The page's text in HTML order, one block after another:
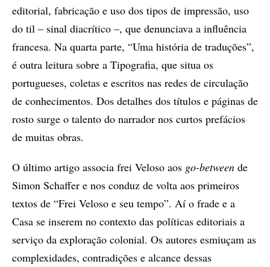
editorial, fabricação e uso dos tipos de impressão, uso
do til – sinal diacrítico –, que denunciava a influência
francesa. Na quarta parte, “Uma história de traduções”,
é outra leitura sobre a Tipografia, que situa os
portugueses, coletas e escritos nas redes de circulação
de conhecimentos. Dos detalhes dos títulos e páginas de
rosto surge o talento do narrador nos curtos prefácios
de muitas obras.
O último artigo associa frei Veloso aos go-between de
Simon Schaffer e nos conduz de volta aos primeiros
textos de “Frei Veloso e seu tempo”. Aí o frade e a
Casa se inserem no contexto das políticas editoriais a
serviço da exploração colonial. Os autores esmiuçam as
complexidades, contradições e alcance dessas